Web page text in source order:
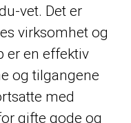
vet. Det er
virksomhet og
er en effektiv
og tilgangene
med
gifte gode og